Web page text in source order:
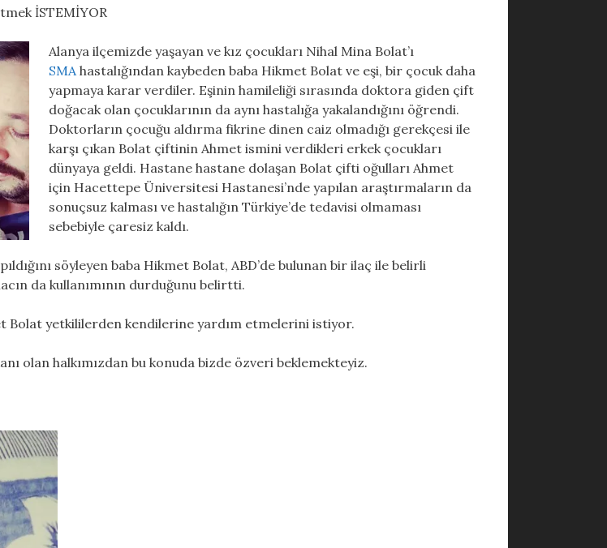
İSTEMİYOR
Alanya ilçemizde yaşayan ve kız çocukları Nihal Mina Bolat’ı
SMA hastalığından kaybeden baba Hikmet Bolat ve eşi, bir çocuk daha
yapmaya karar verdiler. Eşinin hamileliği sırasında doktora giden çift
doğacak olan çocuklarının da aynı hastalığa yakalandığını öğrendi.
Doktorların çocuğu aldırma fikrine dinen caiz olmadığı gerekçesi ile
karşı çıkan Bolat çiftinin Ahmet ismini verdikleri erkek çocukları
dünyaya geldi. Hastane hastane dolaşan Bolat çifti oğulları Ahmet
için Hacettepe Üniversitesi Hastanesi’nde yapılan araştırmaların da
sonuçsuz kalması ve hastalığın Türkiye’de tedavisi olmaması
sebebiyle çaresiz kaldı.
söyleyen baba Hikmet Bolat, ABD’de bulunan bir ilaç ile belirli
da kullanımının durduğunu belirtti.
Bolat yetkililerden kendilerine yardım etmelerini istiyor.
olan halkımızdan bu konuda bizde özveri beklemekteyiz.